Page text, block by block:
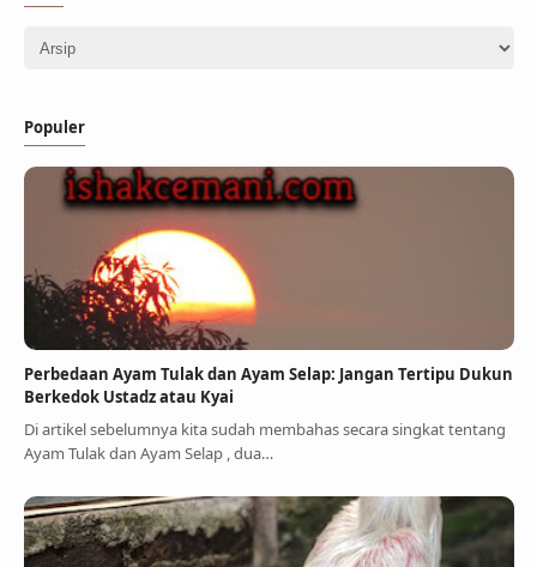
Populer
Perbedaan Ayam Tulak dan Ayam Selap: Jangan Tertipu Dukun
Berkedok Ustadz atau Kyai
Di artikel sebelumnya kita sudah membahas secara singkat tentang
Ayam Tulak dan Ayam Selap , dua…